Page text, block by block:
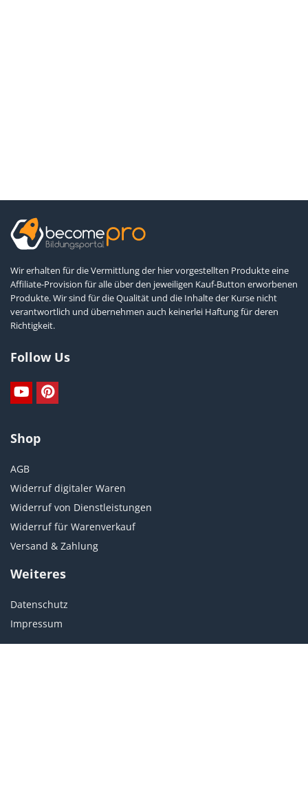
Wir erhalten für die Vermittlung der hier vorgestellten Produkte eine
Affiliate-Provision für alle über den jeweiligen Kauf-Button erworbenen
Produkte. Wir sind für die Qualität und die Inhalte der Kurse nicht
verantwortlich und übernehmen auch keinerlei Haftung für deren
Richtigkeit.
Follow Us
Shop
AGB
Widerruf digitaler Waren
Widerruf von Dienstleistungen
Widerruf für Warenverkauf
Versand & Zahlung
Weiteres
Datenschutz
Impressum